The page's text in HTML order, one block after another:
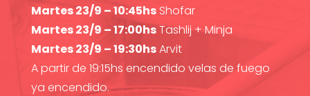
Martes 23/9 – 10:45hsShofar
Martes 23/9 – 17:00hsTashlij + Minja
Martes 23/9 – 19:30hsArvit
A partir de 19:15hs encendido velas de fuego
ya encendido.